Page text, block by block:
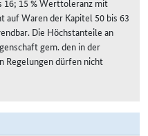
16; 15 % Werttoleranz mit
auf Waren der Kapitel 50 bis 63
Die Höchstanteile an
gem. den in der
Regelungen dürfen nicht